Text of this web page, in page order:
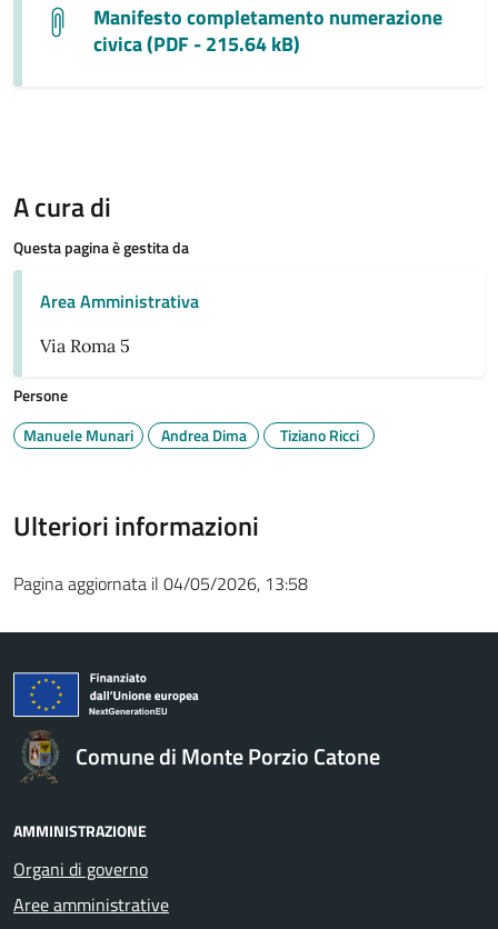
Manifesto completamento numerazione
civica (PDF - 215.64 kB)
A cura di
Questa pagina è gestita da
Area Amministrativa
Via Roma 5
Persone
Manuele Munari
Andrea Dima Tiziano Ricci
Ulteriori informazioni
Pagina aggiornata il 04/05/2026, 13:58
Comune di Monte Porzio Catone
AMMINISTRAZIONE
Organi di governo
Aree amministrative